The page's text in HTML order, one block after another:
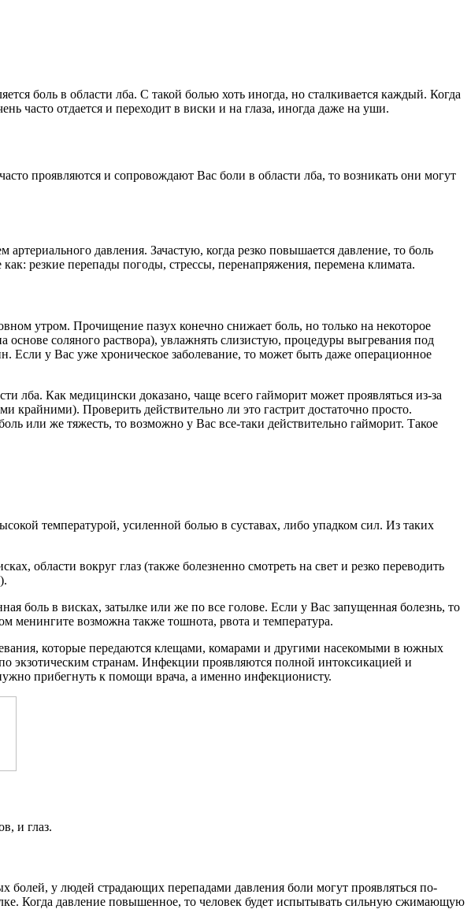
боль в области лба. С такой болью хоть иногда, но сталкивается каждый. Когда
часто отдается и переходит в виски и на глаза, иногда даже на уши.
проявляются и сопровождают Вас боли в области лба, то возникать они могут
давления. Зачастую, когда резко повышается давление, то боль
резкие перепады погоды, стрессы, перенапряжения, перемена климата.
утром. Прочищение пазух конечно снижает боль, но только на некоторое
основе соляного раствора), увлажнять слизистую, процедуры выгревания под
у Вас уже хроническое заболевание, то может быть даже операционное
лба. Как медицински доказано, чаще всего гайморит может проявляться из-за
Проверить действительно ли это гастрит достаточно просто.
или же тяжесть, то возможно у Вас все-таки действительно гайморит. Такое
температурой, усиленной болью в суставах, либо упадком сил. Из таких
области вокруг глаз (также болезненно смотреть на свет и резко переводить
боль в висках, затылке или же по все голове. Если у Вас запущенная болезнь, то
менингите возможна также тошнота, рвота и температура.
которые передаются клещами, комарами и другими насекомыми в южных
экзотическим странам. Инфекции проявляются полной интоксикацией и
прибегнуть к помощи врача, а именно инфекционисту.
и глаз.
болей, у людей страдающих перепадами давления боли могут проявляться по-
Когда давление повышенное, то человек будет испытывать сильную сжимающую